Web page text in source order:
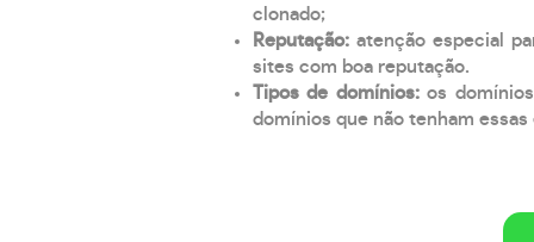
clonado;
Reputação: atenção especial
sites com boa reputação.
Tipos de domínios:os
domínios que não tenham